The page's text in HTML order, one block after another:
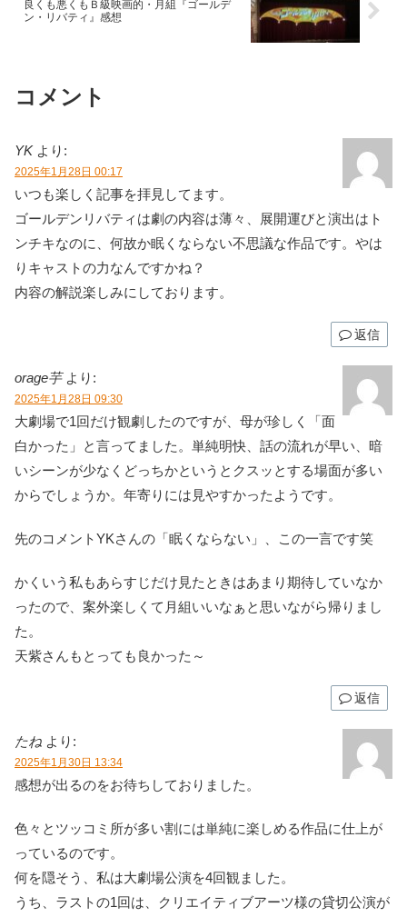
良くも悪くもＢ級映画的・月組『ゴールデ
ン・リバティ』感想
コメント
YK より:
2025年1月28日 00:17
いつも楽しく記事を拝見してます。
ゴールデンリバティは劇の内容は薄々、展開運びと演出はト
ンチキなのに、何故か眠くならない不思議な作品です。やは
りキャストの力なんですかね？
内容の解説楽しみにしております。
返信
orage芋 より:
2025年1月28日 09:30
大劇場で1回だけ観劇したのですが、母が珍しく「面
白かった」と言ってました。単純明快、話の流れが早い、暗
いシーンが少なくどっちかというとクスッとする場面が多い
からでしょうか。年寄りには見やすかったようです。
先のコメントYKさんの「眠くならない」、この一言です笑
かくいう私もあらすじだけ見たときはあまり期待していなか
ったので、案外楽しくて月組いいなぁと思いながら帰りまし
た。
天紫さんもとっても良かった～
返信
たね より:
2025年1月30日 13:34
感想が出るのをお待ちしておりました。
色々とツッコミ所が多い割には単純に楽しめる作品に仕上が
っているのです。
何を隠そう、私は大劇場公演を4回観ました。
うち、ラストの1回は、クリエイティブアーツ様の貸切公演が